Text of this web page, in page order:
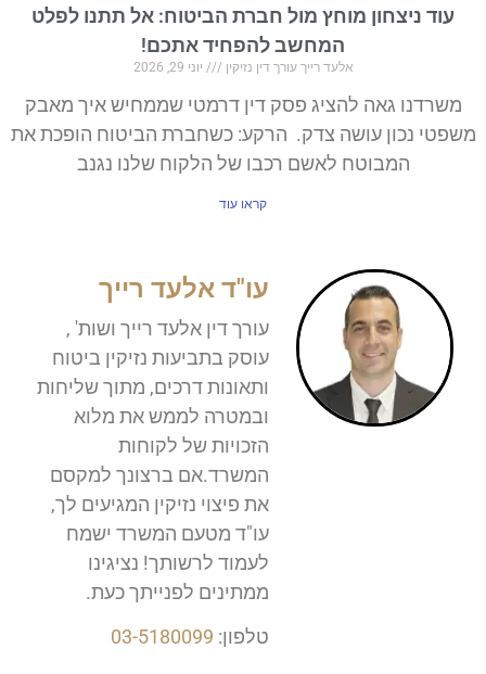
עוד ניצחון מוחץ מול חברת הביטוח: אל תתנו לפלט
המחשב להפחיד אתכם!
אלעד רייך עורך דין נזיקין יוני 29, 2026
משרדנו גאה להציג פסק דין דרמטי שממחיש איך מאבק
משפטי נכון עושה צדק. הרקע: כשחברת הביטוח הופכת את
המבוטח לאשם רכבו של הלקוח שלנו נגנב
קראו עוד
עו"ד אלעד רייך
עורך דין אלעד רייך ושות' ,
עוסק בתביעות נזיקין ביטוח
ותאונות דרכים, מתוך שליחות
ובמטרה לממש את מלוא
הזכויות של לקוחות
המשרד.אם ברצונך למקסם
את פיצוי נזיקין המגיעים לך,
עו"ד מטעם המשרד ישמח
לעמוד לרשותך! נציגינו
ממתינים לפנייתך כעת.
טלפון: 03-5180099